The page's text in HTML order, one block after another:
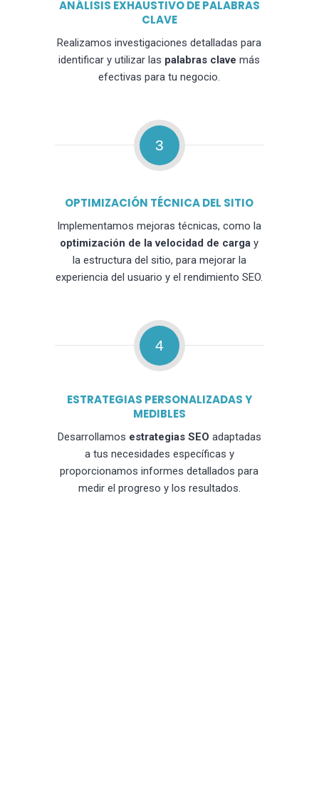
ANÁLISIS EXHAUSTIVO DE PALABRAS
CLAVE
Realizamos investigaciones detalladas para
identificar y utilizar las palabras clave más
efectivas para tu negocio.
3
OPTIMIZACIÓN TÉCNICA DEL SITIO
Implementamos mejoras técnicas, como la
optimización de la velocidad de carga y
la estructura del sitio, para mejorar la
experiencia del usuario y el rendimiento SEO.
4
ESTRATEGIAS PERSONALIZADAS Y
MEDIBLES
Desarrollamos estrategias SEO adaptadas
a tus necesidades específicas y
proporcionamos informes detallados para
medir el progreso y los resultados.